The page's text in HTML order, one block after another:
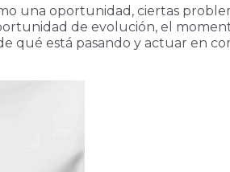
una oportunidad, ciertas
de evolución, el
está pasando y actuar en